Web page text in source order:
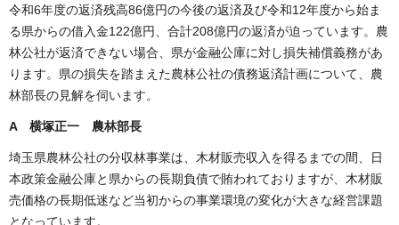
令和6年度の返済残高86億円の今後の返済及び令和12年度から始ま
る県からの借入金122億円、合計208億円の返済が迫っています。農
林公社が返済できない場合、県が金融公庫に対し損失補償義務があ
ります。県の損失を踏まえた農林公社の債務返済計画について、農
林部長の見解を伺います。
A 横塚正一 農林部長
埼玉県農林公社の分収林事業は、木材販売収入を得るまでの間、日
本政策金融公庫と県からの長期負債で賄われておりますが、木材販
売価格の長期低迷など当初からの事業環境の変化が大きな経営課題
となっています。